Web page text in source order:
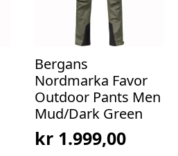
produktsiden
Bergans
Nordmarka Favor
Outdoor Pants Men
Mud/Dark Green
kr1.999,00